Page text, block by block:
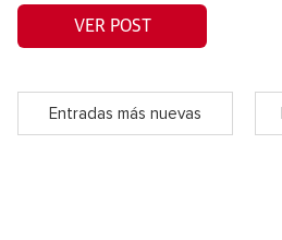
VER POST
Entradas más nuevas